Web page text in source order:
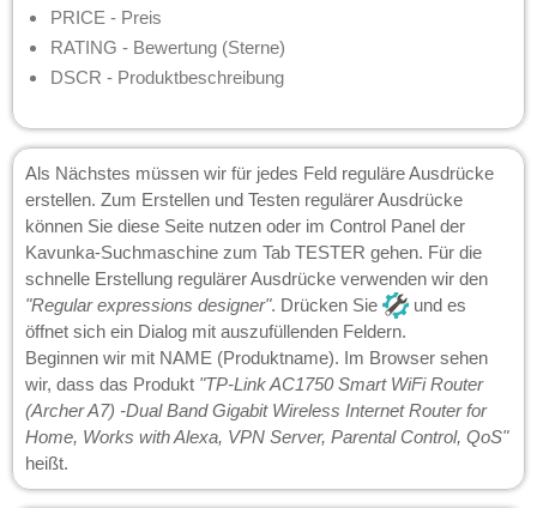
PRICE - Preis
RATING - Bewertung (Sterne)
DSCR - Produktbeschreibung
Als Nächstes müssen wir für jedes Feld reguläre Ausdrücke
erstellen. Zum Erstellen und Testen regulärer Ausdrücke
können Sie diese Seite nutzen oder im Control Panel der
Kavunka-Suchmaschine zum Tab TESTER gehen. Für die
schnelle Erstellung regulärer Ausdrücke verwenden wir den
"Regular expressions designer". Drücken Sie
und es
öffnet sich ein Dialog mit auszufüllenden Feldern.
Beginnen wir mit NAME (Produktname). Im Browser sehen
wir, dass das Produkt "TP-Link AC1750 Smart WiFi Router
(Archer A7) -Dual Band Gigabit Wireless Internet Router for
Home, Works with Alexa, VPN Server, Parental Control, QoS"
heißt.